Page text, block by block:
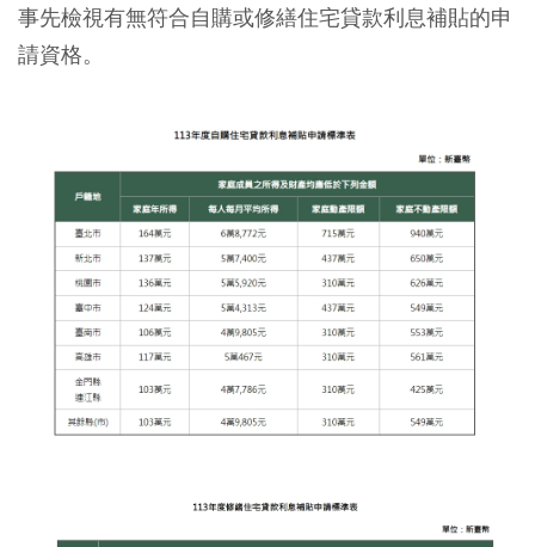
事先檢視有無符合自購或修繕住宅貸款利息補貼的申
請資格。